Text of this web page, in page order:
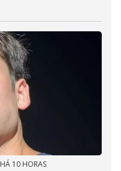
HÁ 10 HORAS